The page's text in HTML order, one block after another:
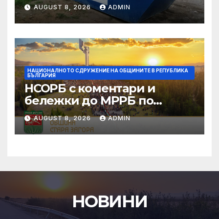
AUGUST 8, 2026 ADMIN
НАЦИОНАЛНОТО СДРУЖЕНИЕ НА ОБЩИНИТЕ В РЕПУБЛИКА
БЪЛГАРИЯ
НСОРБ с коментари и
бележки до МРРБ по
публикувания за
обществено обсъждане
проект на ЗИД на Закона за
AUGUST 8, 2026 ADMIN
НОВИНИ